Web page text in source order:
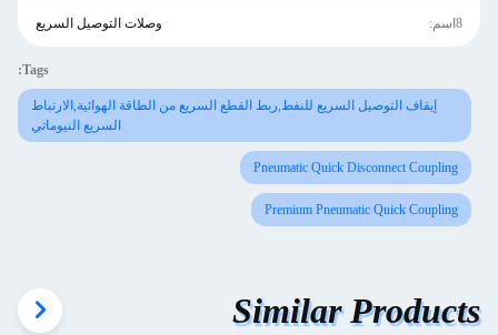
8اسم: وصلات التوصيل السريع
Tags:
إيقاف التوصيل السريع للنفط,ربط القطع السريع من الطاقة الهوائية,الارتباط
السريع النيوماتي
Pneumatic Quick Disconnect Coupling
Premium Pneumatic Quick Coupling
Similar Products